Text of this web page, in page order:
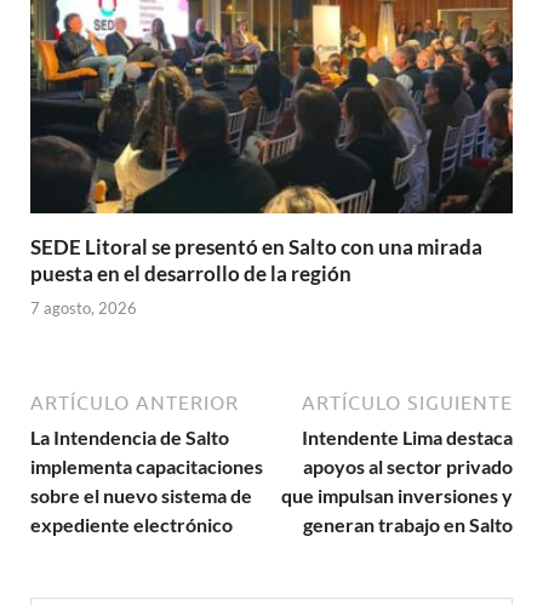
SEDE Litoral se presentó en Salto con una mirada
puesta en el desarrollo de la región
7 agosto, 2026
ARTÍCULO ANTERIOR
La Intendencia de Salto
implementa capacitaciones
sobre el nuevo sistema de
expediente electrónico
ARTÍCULO SIGUIENTE
Intendente Lima destaca
apoyos al sector privado
que impulsan inversiones y
generan trabajo en Salto